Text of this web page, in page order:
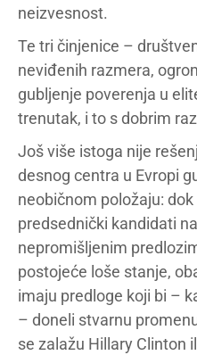
neizvesnost.
Te tri činjenice –
neviđenih razmera,
gubljenje poverenja u
trenutak, i to s dobrim
Još više istoga nije
desnog centra u Evropi
neobičnom položaju:
predsednički kandidati
nepromišljenim
postojeće loše stanje,
imaju predloge koji bi –
– doneli stvarnu
se zalažu Hillary Clinton